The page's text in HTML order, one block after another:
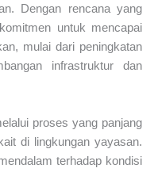
Dengan rencana yang
untuk mencapai
mulai dari peningkatan
infrastruktur dan
proses yang panjang
di lingkungan yayasan.
terhadap kondisi